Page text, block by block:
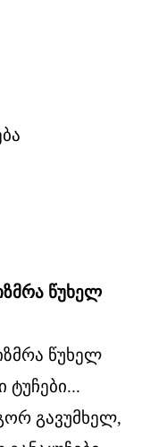
წუხელ
წუხელ
გავუმხელ,